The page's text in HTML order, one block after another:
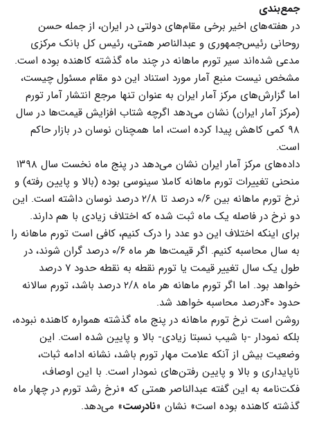
جمع‌بندی
در هفته‌های اخیر برخی مقام‌های دولتی در ایران، از جمله حسن
روحانی رئیس‌جمهوری و عبدالناصر همتی، رئیس‌ کل بانک مرکزی
مدعی شده‌اند سیر تورم ماهانه در چند ماه گذشته کاهنده بوده است.
مشخص نیست منبع آمار مورد استناد این دو مقام مسئول چیست،
اما گزارش‌های مرکز آمار ایران به عنوان تنها مرجع انتشار آمار تورم
(مرکز آمار ایران) نشان می‌دهد اگرچه شتاب افزایش قیمت‌ها در سال
۹۸ کمی کاهش پیدا کرده است، اما همچنان نوسان در بازار حاکم
است.
داده‌های مرکز آمار ایران نشان می‌دهد در پنج ماه نخست سال ۱۳۹۸
منحنی تغییرات تورم ماهانه کاملا سینوسی بوده (بالا و پایین رفته) و
نرخ تورم ماهانه بین ۰/۶ درصد تا ۲/۸ درصد نوسان داشته است. این
دو نرخ در فاصله یک ماه ثبت شده که اختلاف زیادی با هم دارند.
برای اینکه اختلاف این دو عدد را درک کنیم، کافی است تورم ماهانه را
به سال محاسبه کنیم. اگر قیمت‌ها هر ماه ۰/۶ درصد گران شوند، در
طول یک سال تغییر قیمت یا تورم نقطه به نقطه حدود ۷ درصد
خواهد بود. اما اگر تورم ماهانه هر ماه ۲/۸ درصد باشد، تورم سالانه
حدود ۴۰درصد محاسبه خواهد شد.
روشن است نرخ تورم ماهانه در پنج ماه گذشته همواره کاهنده نبوده،
بلکه نمودار -با شیب نسبتا زیادی- بالا و پایین شده است. این
وضعیت بیش از آنکه علامت مهار تورم باشد، نشانه ادامه ثبات،
ناپایداری و بالا و پایین رفتن‌های نمودار است. با این اوصاف،
فکت‌نامه به این گفته عبدالناصر همتی که «نرخ رشد تورم در چهار ماه
گذشته کاهنده بوده است» نشان «نادرست» می‌دهد.